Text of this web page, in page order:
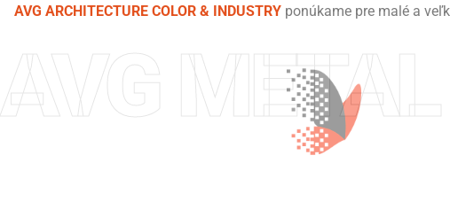
AVG ARCHITECTURE COLOR & INDUSTRYponúkame pre malé a
AVG